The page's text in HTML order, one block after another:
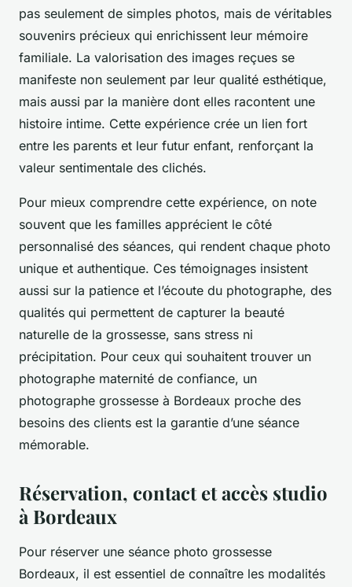
pas seulement de simples photos, mais de véritables
souvenirs précieux qui enrichissent leur mémoire
familiale. La valorisation des images reçues se
manifeste non seulement par leur qualité esthétique,
mais aussi par la manière dont elles racontent une
histoire intime. Cette expérience crée un lien fort
entre les parents et leur futur enfant, renforçant la
valeur sentimentale des clichés.
Pour mieux comprendre cette expérience, on note
souvent que les familles apprécient le côté
personnalisé des séances, qui rendent chaque photo
unique et authentique. Ces témoignages insistent
aussi sur la patience et l’écoute du photographe, des
qualités qui permettent de capturer la beauté
naturelle de la grossesse, sans stress ni
précipitation. Pour ceux qui souhaitent trouver un
photographe maternité de confiance, un
photographe grossesse à Bordeaux proche des
besoins des clients est la garantie d’une séance
mémorable.
Réservation, contact et accès studio
à Bordeaux
Pour réserver une séance photo grossesse
Bordeaux, il est essentiel de connaître les modalités